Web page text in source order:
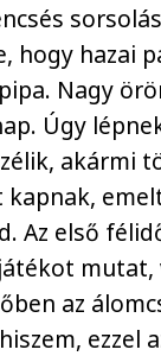
hogy hazai
Nagy
Úgy
akármi
kapnak,
Az első
mutat,
az
ezzel